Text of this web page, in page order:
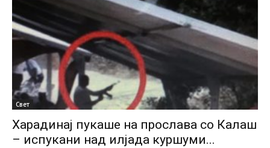
Свет
Харадинај пукаше на прослава со Калаш
– испукани над илјада куршуми...